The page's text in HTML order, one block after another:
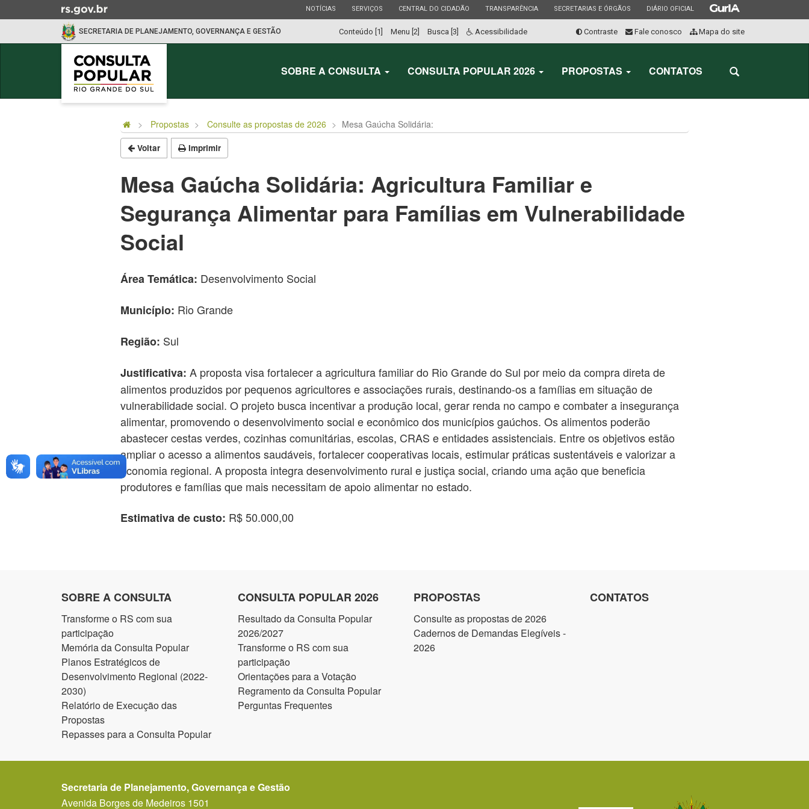
para
ESTADO
NOTÍCIAS ESTADO
SERVIÇOS ESTADO
CENTRAL DO CIDADÃO ESTADO
TRANSPARÊNCIA ESTADO
SECRETARIAS E ÓRGÃOS ESTADO
DIÁRIO OFICIAL ESTADO
SECRETARIA DE PLANEJAMENTO, GOVERNANÇA E GESTÃO Conteúdo [1] Menu [2] Busca [3] Acessibilidade Contraste Fale conosco Mapa do site
Abrir
busca
SOBRE A CONSULTA CONSULTA POPULAR 2026 PROPOSTAS CONTATOS
Propostas Consulte as propostas de 2026 Mesa Gaúcha Solidária:
Voltar Imprimir
Mesa Gaúcha Solidária: Agricultura Familiar e
Segurança Alimentar para Famílias em Vulnerabilidade
Social
Área Temática: Desenvolvimento Social
Município: Rio Grande
Região: Sul
Justificativa: A proposta visa fortalecer a agricultura familiar do Rio Grande do Sul por meio da compra direta de
alimentos produzidos por pequenos agricultores e associações rurais, destinando-os a famílias em situação de
vulnerabilidade social. O projeto busca incentivar a produção local, gerar renda no campo e combater a insegurança
alimentar, promovendo o desenvolvimento social e econômico dos municípios gaúchos. Os alimentos poderão
abastecer cestas verdes, cozinhas comunitárias, escolas, CRAS e entidades assistenciais. Entre os objetivos estão
ampliar o acesso a alimentos saudáveis, fortalecer cooperativas locais, estimular práticas sustentáveis e valorizar a
economia regional. A proposta integra desenvolvimento rural e justiça social, criando uma ação que beneficia
produtores e famílias que mais necessitam de apoio alimentar no estado.
Estimativa de custo: R$ 50.000,00
SOBRE A CONSULTA
Transforme o RS com sua
participação
Memória da Consulta Popular
Planos Estratégicos de
Desenvolvimento Regional (2022-
2030)
Relatório de Execução das
Propostas
Repasses para a Consulta Popular
CONSULTA POPULAR 2026
Resultado da Consulta Popular
2026/2027
Transforme o RS com sua
participação
Orientações para a Votação
Regramento da Consulta Popular
Perguntas Frequentes
PROPOSTAS
Consulte as propostas de 2026
Cadernos de Demandas Elegíveis -
2026
CONTATOS
Secretaria de Planejamento, Governança e Gestão
Avenida Borges de Medeiros 1501